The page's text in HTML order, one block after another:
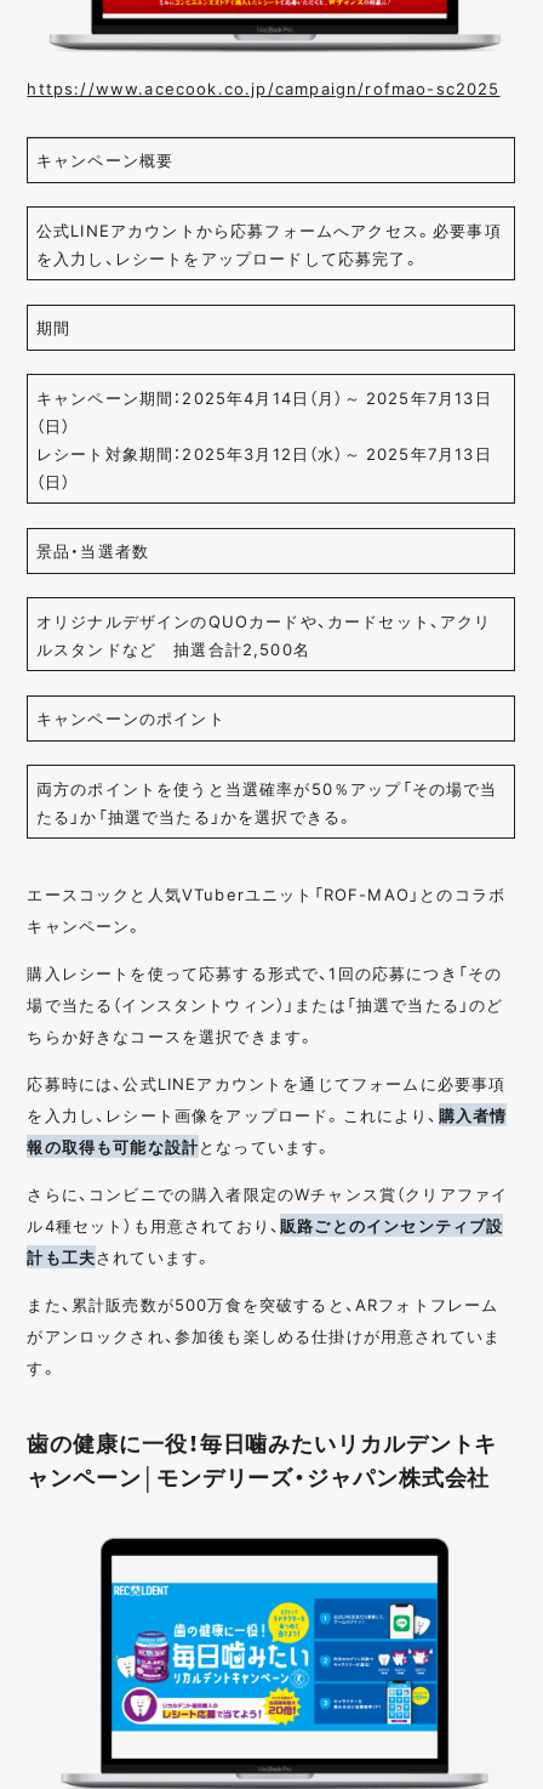
https://www.acecook.co.jp/campaign/rofmao-sc2025
キャンペーン概要
公式LINEアカウントから応募フォームへアクセス。必要事項
を入力し、レシートをアップロードして応募完了。
期間
キャンペーン期間：2025年4月14日（月）～ 2025年7月13日
（日）
レシート対象期間：2025年3月12日（水）～ 2025年7月13日
（日）
景品・当選者数
オリジナルデザインのQUOカードや、カードセット、アクリ
ルスタンドなど 抽選合計2,500名
キャンペーンのポイント
両方のポイントを使うと当選確率が50％アップ「その場で当
たる」か「抽選で当たる」かを選択できる。
エースコックと人気VTuberユニット「ROF-MAO」とのコラボ
キャンペーン。
購入レシートを使って応募する形式で、1回の応募につき「その
場で当たる（インスタントウィン）」または「抽選で当たる」のど
ちらか好きなコースを選択できます。
応募時には、公式LINEアカウントを通じてフォームに必要事項
を入力し、レシート画像をアップロード。これにより、 購入者情
報の取得も可能な設計となっています。
さらに、コンビニでの購入者限定のWチャンス賞（クリアファイ
ル4種セット）も用意されており、販路ごとのインセンティブ設
計も工夫されています。
また、累計販売数が500万食を突破すると、ARフォトフレーム
がアンロックされ、参加後も楽しめる仕掛けが用意されていま
す。
歯の健康に一役！毎日噛みたいリカルデントキ
ャンペーン│モンデリーズ・ジャパン株式会社